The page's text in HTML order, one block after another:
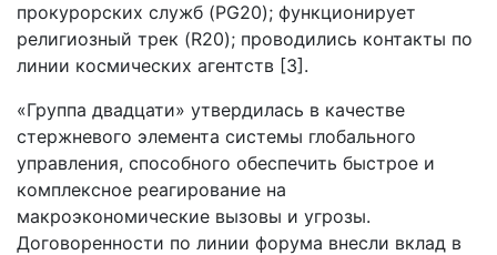
прокурорских служб (PG20); функционирует
религиозный трек (R20); проводились контакты по
линии космических агентств [3].
«Группа двадцати» утвердилась в качестве
стержневого элемента системы глобального
управления, способного обеспечить быстрое и
комплексное реагирование на
макроэкономические вызовы и угрозы.
Договоренности по линии форума внесли вклад в